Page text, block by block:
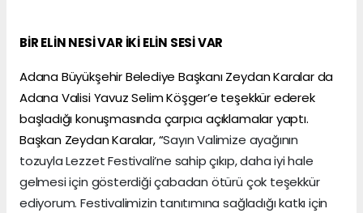
BİR ELİN NESİ VAR İKİ ELİN SESİ VAR
Adana Büyükşehir Belediye Başkanı Zeydan Karalar da
Adana Valisi Yavuz Selim Köşger’e teşekkür ederek
başladığı konuşmasında çarpıcı açıklamalar yaptı.
Başkan Zeydan Karalar, “Sayın Valimize ayağının
tozuyla Lezzet Festivali’ne sahip çıkıp, daha iyi hale
gelmesi için gösterdiği çabadan ötürü çok teşekkür
ediyorum. Festivalimizin tanıtımına sağladığı katkı için